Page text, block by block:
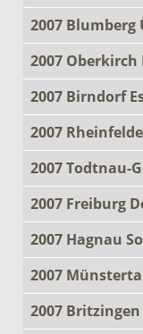
2007 Blumberg
2007 Oberkirch
2007 Birndorf
2007
2007 Todtnau-
2007 Freiburg
2007 Hagnau
2007
2007